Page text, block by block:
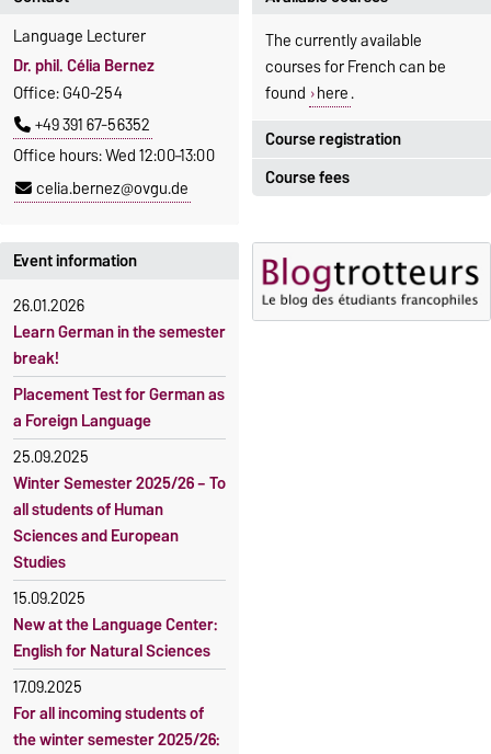
Course registration
Registration period:
23 October 2026, 18:00
Moodle
OVGU-Account
The currently available
courses for French can be
found here.
Course fees
fee-based, with some
exceptions.
Fees
Event information
26.01.2026
Learn German in the semester
break!
Placement Test for German as
a Foreign Language
25.09.2025
Winter Semester 2025/26 – To
all students of Human
Sciences and European
Studies
15.09.2025
New at the Language Center:
English for Natural Sciences
17.09.2025
For all incoming students of
the winter semester 2025/26:
Language Lecturer
Dr. phil. Célia Bernez
Office: G40-254
+49 391 67-56352
Office hours: Wed 12:00–13:00
celia.bernez@ovgu.de